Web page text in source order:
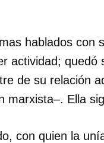
hablados con
actividad;
de su relación
marxista–. Ella
con quien la